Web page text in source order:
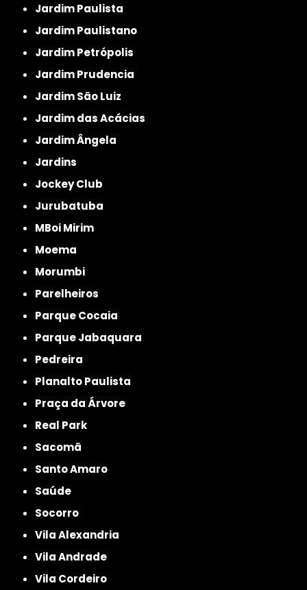
Jardim Paulista
Jardim Paulistano
Jardim Petrópolis
Jardim Prudencia
Jardim São Luiz
Jardim das Acácias
Jardim Ângela
Jardins
Jockey Club
Jurubatuba
MBoi Mirim
Moema
Morumbi
Parelheiros
Parque Cocaia
Parque Jabaquara
Pedreira
Planalto Paulista
Praça da Árvore
Real Park
Sacomã
Santo Amaro
Saúde
Socorro
Vila Alexandria
Vila Andrade
Vila Cordeiro